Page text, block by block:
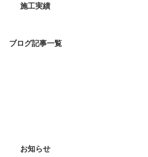
施工実績
ブログ記事一覧
お知らせ